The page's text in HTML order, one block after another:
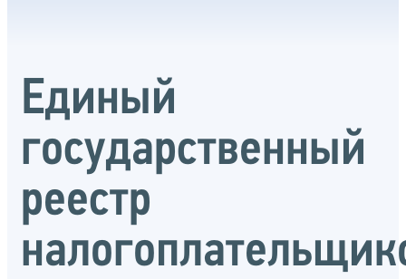
Единый
государственный
реестр